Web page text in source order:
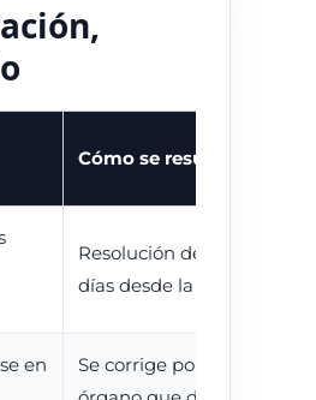
Cómo se resuelve
Resolución del tribunal en 3
días desde la solicitud.
en
Se corrige por el mismo